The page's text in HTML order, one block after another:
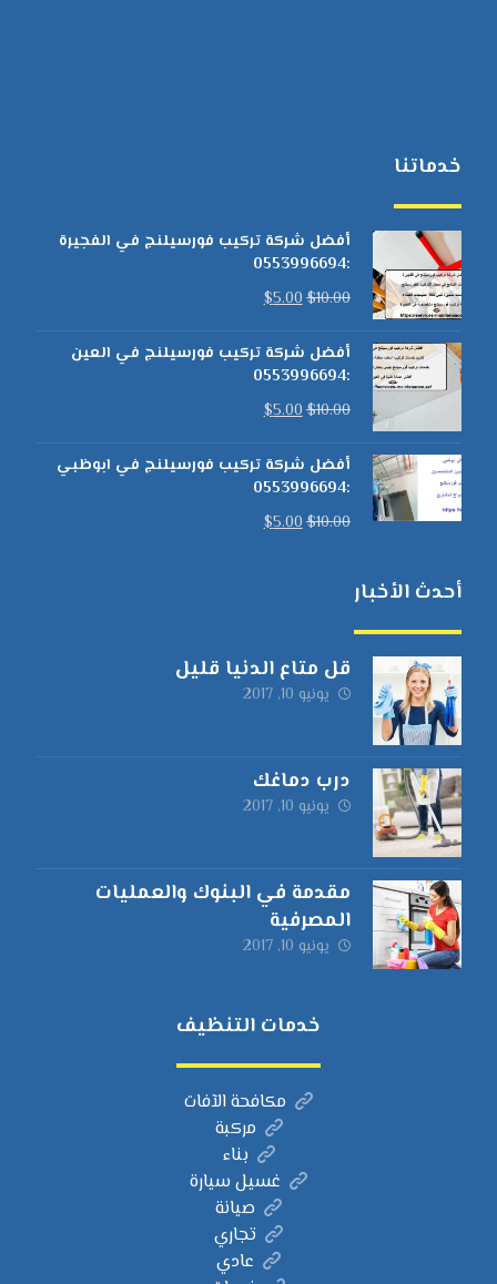
خدماتنا
أفضل شركة تركيب فورسيلنج في الفجيرة
:0553996694
$10.00
$5.00
أفضل شركة تركيب فورسيلنج في العين
:0553996694
$10.00
$5.00
أفضل شركة تركيب فورسيلنج في ابوظبي
:0553996694
$10.00
$5.00
أحدث الأخبار
قل متاع الدنيا قليل
يونيو 10, 2017
درب دماغك
يونيو 10, 2017
مقدمة في البنوك والعمليات
المصرفية
يونيو 10, 2017
خدمات التنظيف
مكافحة الآفات
مركبة
بناء
غسيل سيارة
صيانة
تجاري
عادي